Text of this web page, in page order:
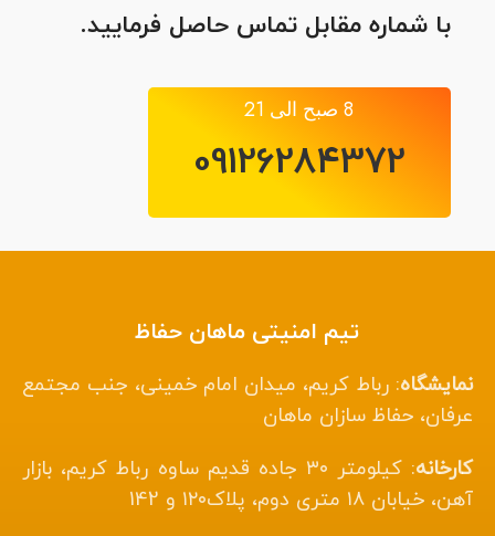
با شماره مقابل تماس حاصل فرمایید.
8 صبح الی 21
09126284372
تیم امنیتی ماهان حفاظ
نمایشگاه: رباط کریم، میدان امام خمینی، جنب مجتمع
عرفان، حفاظ سازان ماهان
کارخانه
: کیلومتر ۳۰ جاده قدیم ساوه رباط کریم، بازار
آهن، خیابان ۱۸ متری دوم، پلاک۱۲۰ و 142